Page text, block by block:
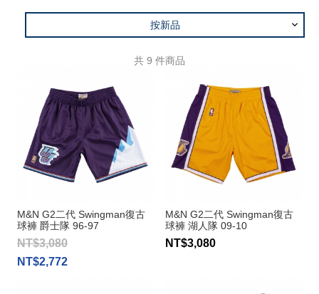
按新品
共 9 件商品
M&N G2二代 Swingman復古
球褲 爵士隊 96-97
NT$3,080
NT$2,772
M&N G2二代 Swingman復古
球褲 湖人隊 09-10
NT$3,080